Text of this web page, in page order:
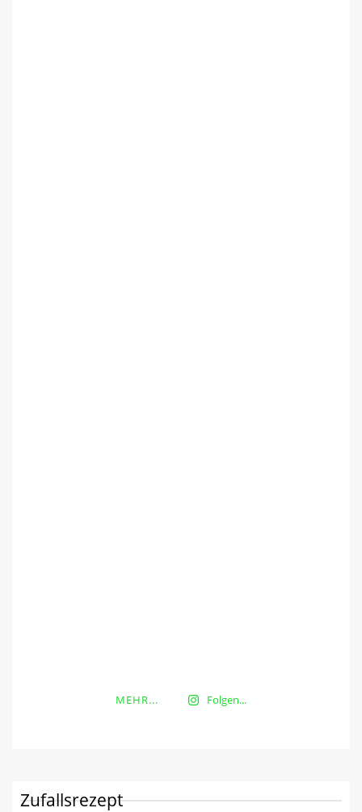
MEHR... Folgen...
Zufallsrezept